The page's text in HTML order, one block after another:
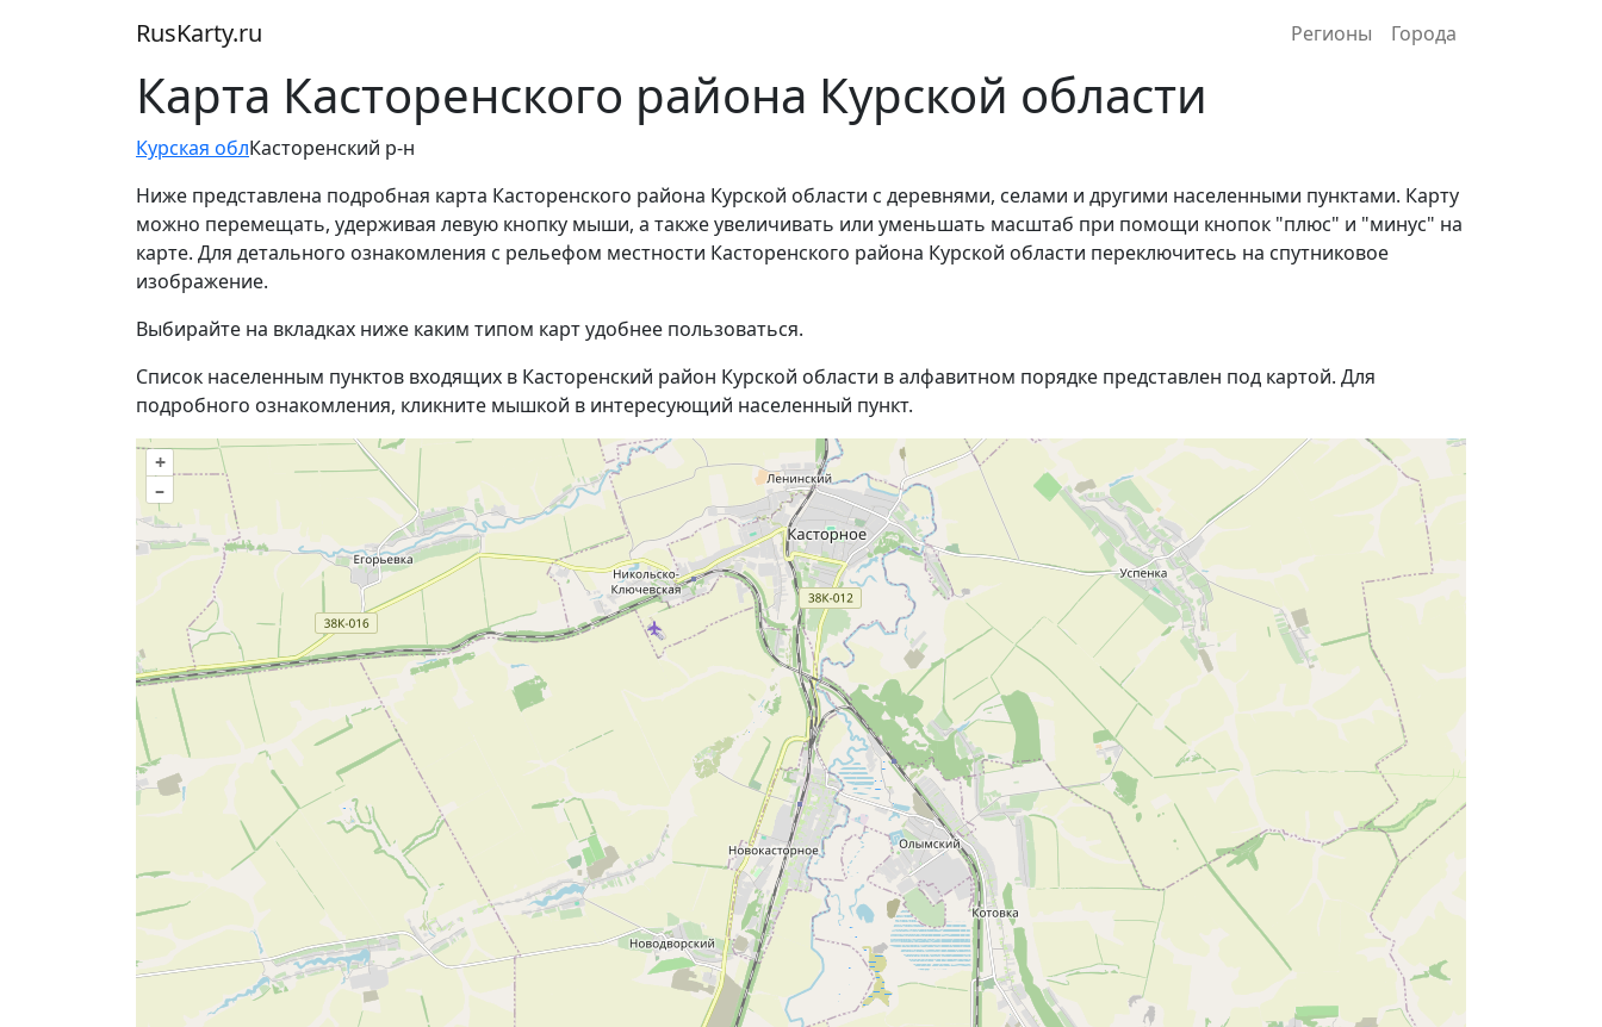
RusKarty.ru Регионы Города
Карта Касторенского района Курской области
Курская облКасторенский р-н
Ниже представлена подробная карта Касторенского района Курской области с деревнями, селами и другими населенными пунктами. Карту
можно перемещать, удерживая левую кнопку мыши, а также увеличивать или уменьшать масштаб при помощи кнопок "плюс" и "минус" на
карте. Для детального ознакомления с рельефом местности Касторенского района Курской области переключитесь на спутниковое
изображение.
Выбирайте на вкладках ниже каким типом карт удобнее пользоваться.
Список населенным пунктов входящих в Касторенский район Курской области в алфавитном порядке представлен под картой. Для
подробного ознакомления, кликните мышкой в интересующий населенный пункт.
+
–